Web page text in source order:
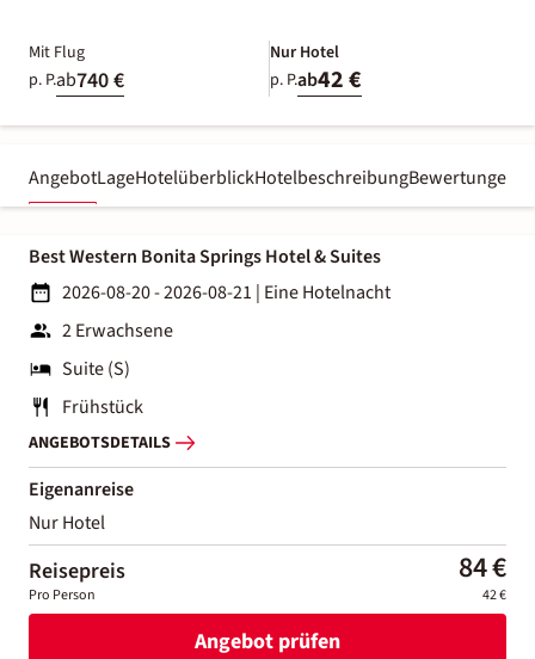
Mit Flug
p. P.ab740 €
Nur Hotel
p. P.ab42 €
AngebotLageHotelüberblickHotelbeschreibungBewertungen
Best Western Bonita Springs Hotel & Suites
2026-08-20 - 2026-08-21 | Eine Hotelnacht
2 Erwachsene
Suite (S)
Frühstück
ANGEBOTSDETAILS
Eigenanreise
Nur Hotel
Reisepreis 84 €
Pro Person 42 €
Angebot prüfen